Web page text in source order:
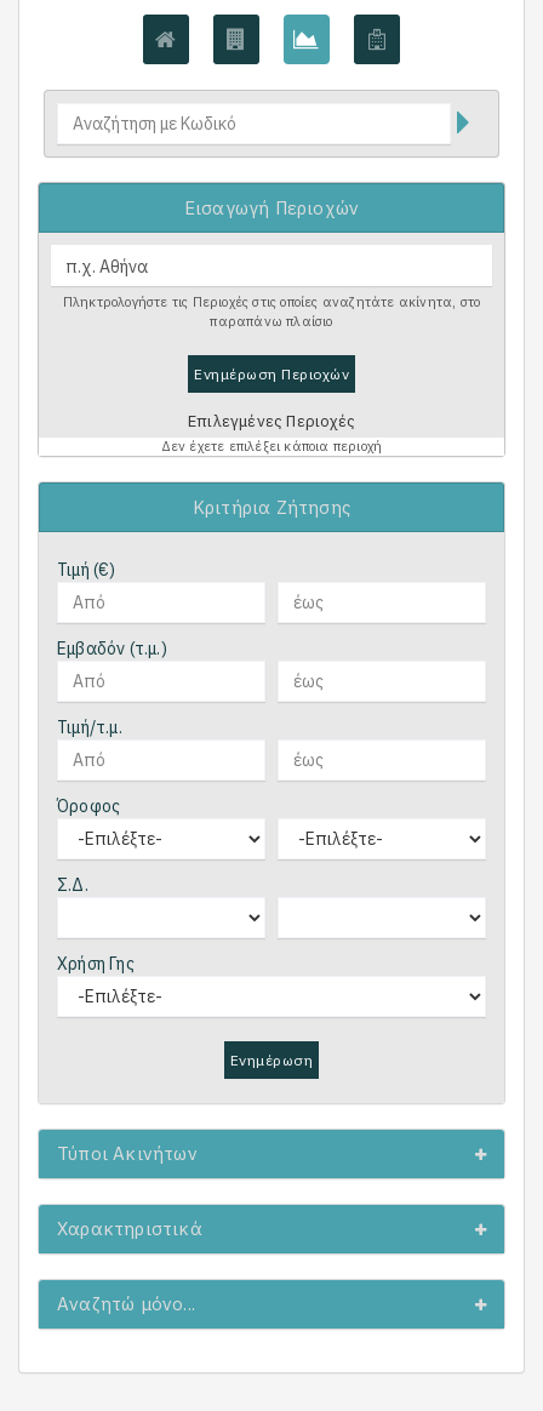
Εισαγωγή Περιοχών
Πληκτρολογήστε τις Περιοχές στις οποίες αναζητάτε ακίνητα, στο
παραπάνω πλαίσιο
Ενημέρωση Περιοχών
Επιλεγμένες Περιοχές
Δεν έχετε επιλέξει κάποια περιοχή
Κριτήρια Ζήτησης
Τιμή (€)
Εμβαδόν (τ.μ.)
Τιμή/τ.μ.
Όροφος
Σ.Δ.
Χρήση Γης
Ενημέρωση
Τύποι Ακινήτων
Χαρακτηριστικά
Αναζητώ μόνο...